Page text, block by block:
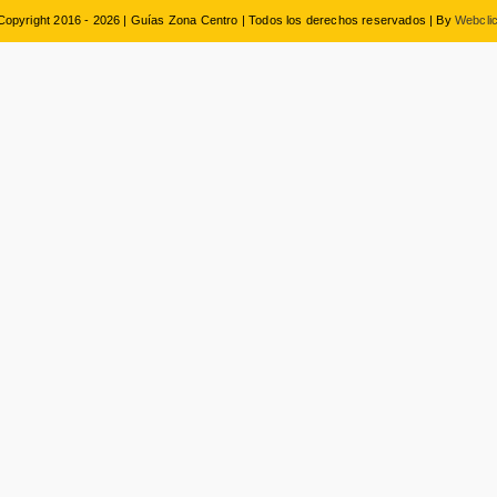
2016 - 2026 | Guías Zona Centro | Todos los derechos reservados | By